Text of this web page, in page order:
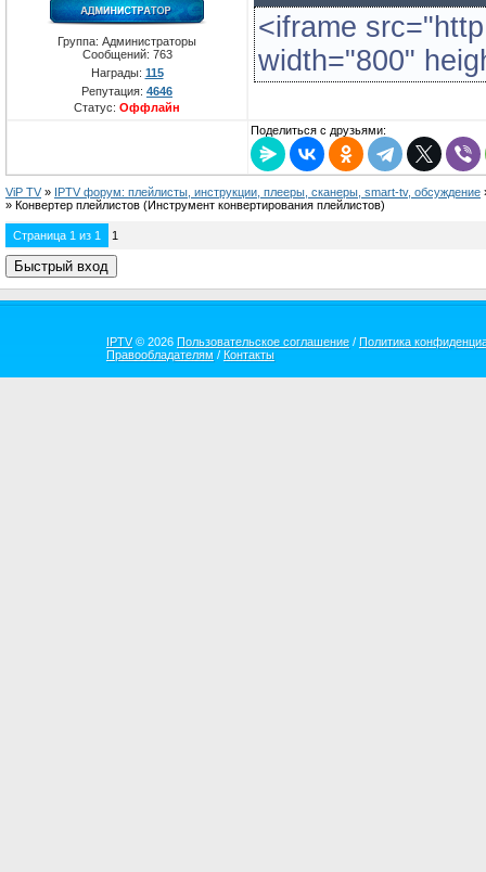
Группа: Администраторы
Сообщений: 763
Награды: 115
Репутация: 4646
Статус: Оффлайн
<iframe
width="800"
Поделиться с друзьями:
ViP TV » IPTV форум: плейлисты, инструкции, плееры, сканеры, smart-tv, обсуждение
» Конвертер плейлистов (Инструмент конвертирования плейлистов)
Страница 1 из 1 1
IPTV© 2026 Пользовательское соглашение / Политика
Правообладателям / Контакты